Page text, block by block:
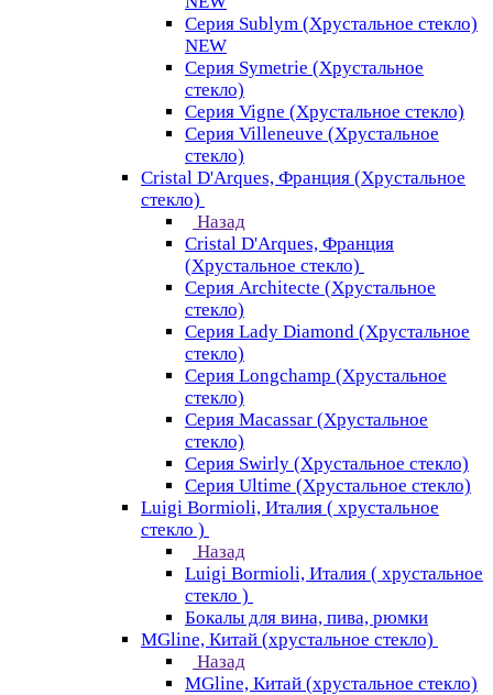
Серия Sublym (Хрустальное стекло)
NEW
Серия Symetrie (Хрустальное
стекло)
Серия Vigne (Хрустальное стекло)
Серия Villeneuve (Хрустальное
стекло)
Cristal D'Arques, Франция (Хрустальное
стекло)
Назад
Cristal D'Arques, Франция
(Хрустальное стекло)
Серия Architecte (Хрустальное
стекло)
Серия Lady Diamond (Хрустальное
стекло)
Серия Longchamp (Хрустальное
стекло)
Серия Macassar (Хрустальное
стекло)
Серия Swirly (Хрустальное стекло)
Серия Ultime (Хрустальное стекло)
Luigi Bormioli, Италия ( хрустальное
стекло )
Назад
Luigi Bormioli, Италия ( хрустальное
стекло )
Бокалы для вина, пива, рюмки
MGline, Китай (хрустальное стекло)
Назад
MGline, Китай (хрустальное стекло)